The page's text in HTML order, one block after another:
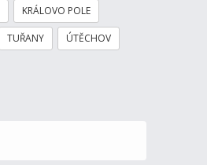
KRÁLOVO POLE
TUŘANY ÚTĚCHOV